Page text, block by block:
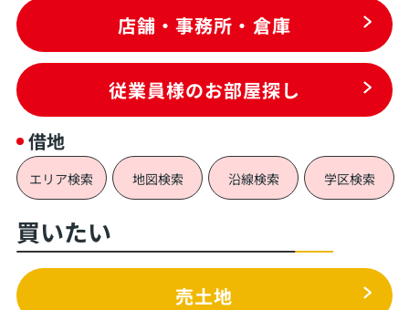
店舗・事務所・倉庫
従業員様のお部屋探し
借地
エリア検索 地図検索 沿線検索 学区検索
買いたい
売土地